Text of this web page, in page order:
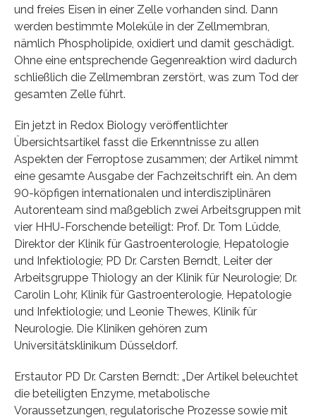
und freies Eisen in einer Zelle vorhanden sind. Dann
werden bestimmte Moleküle in der Zellmembran,
nämlich Phospholipide, oxidiert und damit geschädigt.
Ohne eine entsprechende Gegenreaktion wird dadurch
schließlich die Zellmembran zerstört, was zum Tod der
gesamten Zelle führt.
Ein jetzt in Redox Biology veröffentlichter
Übersichtsartikel fasst die Erkenntnisse zu allen
Aspekten der Ferroptose zusammen; der Artikel nimmt
eine gesamte Ausgabe der Fachzeitschrift ein. An dem
90-köpfigen internationalen und interdisziplinären
Autorenteam sind maßgeblich zwei Arbeitsgruppen mit
vier HHU-Forschende beteiligt: Prof. Dr. Tom Lüdde,
Direktor der Klinik für Gastroenterologie, Hepatologie
und Infektiologie; PD Dr. Carsten Berndt, Leiter der
Arbeitsgruppe Thiology an der Klinik für Neurologie; Dr.
Carolin Lohr, Klinik für Gastroenterologie, Hepatologie
und Infektiologie; und Leonie Thewes, Klinik für
Neurologie. Die Kliniken gehören zum
Universitätsklinikum Düsseldorf.
Erstautor PD Dr. Carsten Berndt: „Der Artikel beleuchtet
die beteiligten Enzyme, metabolische
Voraussetzungen, regulatorische Prozesse sowie mit